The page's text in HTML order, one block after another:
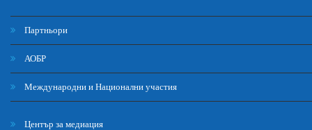
Партньори
АОБР
Международни и Национални участия
Център за медиация